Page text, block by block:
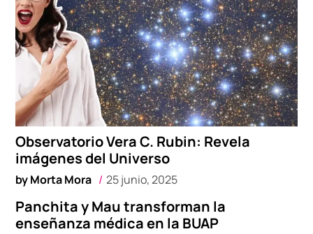
Observatorio Vera C. Rubin: Revela
imágenes del Universo
byMorta Mora 25 junio, 2025
Panchita y Mau transforman la
enseñanza médica en la BUAP